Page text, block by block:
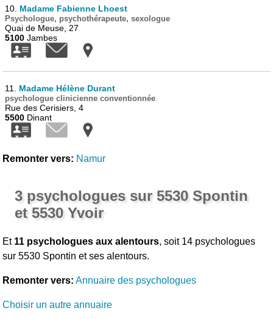
10. Madame Fabienne Lhoest
Psychologue, psychothérapeute, sexologue
Quai de Meuse, 27
5100 Jambes
11. Madame Hélène Durant
psychologue clinicienne conventionnée
Rue des Cerisiers, 4
5500 Dinant
Remonter vers: Namur
3 psychologues sur 5530 Spontin
et 5530 Yvoir
Et 11 psychologues aux alentours, soit 14 psychologues
sur 5530 Spontin et ses alentours.
Remonter vers: Annuaire des psychologues
Choisir un autre annuaire